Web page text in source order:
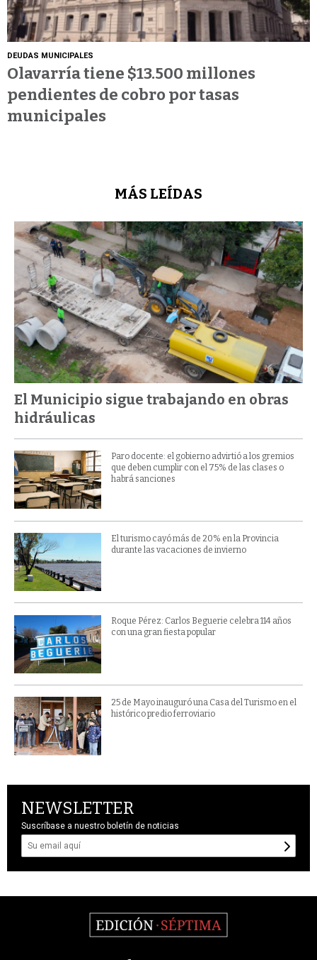
DEUDAS MUNICIPALES
Olavarría tiene $13.500 millones
pendientes de cobro por tasas
municipales
MÁS LEÍDAS
El Municipio sigue trabajando en obras
hidráulicas
Paro docente: el gobierno advirtió a los gremios
que deben cumplir con el 75% de las clases o
habrá sanciones
El turismo cayó más de 20% en la Provincia
durante las vacaciones de invierno
Roque Pérez: Carlos Beguerie celebra 114 años
con una gran fiesta popular
25 de Mayo inauguró una Casa del Turismo en el
histórico predio ferroviario
NEWSLETTER
Suscríbase a nuestro boletín de noticias